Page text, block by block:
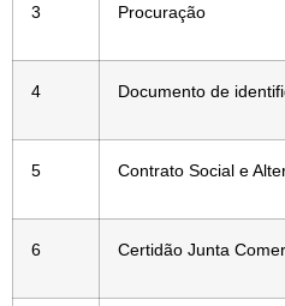
3 Procuração
4 Documento de
5 Contrato Social e
6 Certidão Junta